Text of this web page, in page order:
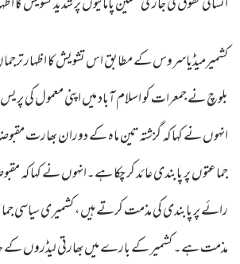
کشمیرمیڈیاسروس کے مطابق اس تشویش کا اظہار
بلوچ نے جمعرات کو اسلام آباد میں اپنی معمول کی
جماعتوں پر پابندی عائد کر چکا ہے۔انہوں نے کہا کہ
رائے پر پابندی کی مذمت کرتے ہیں، کشمیری سیاسی
مذمت ہے۔ کشمیر کے بارے میں بھارتی لیڈروں کے